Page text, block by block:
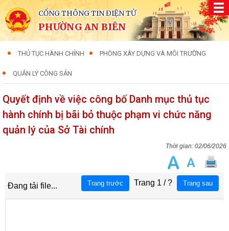
CỔNG THÔNG TIN ĐIỆN TỬ
PHƯỜNG AN BIÊN
THỦ TỤC HÀNH CHÍNH PHÒNG XÂY DỰNG VÀ MÔI TRƯỜNG
QUẢN LÝ CÔNG SẢN
Quyết định về việc công bố Danh mục thủ tục
hành chính bị bãi bỏ thuộc phạm vi chức năng
quản lý của Sở Tài chính
02/06/2026